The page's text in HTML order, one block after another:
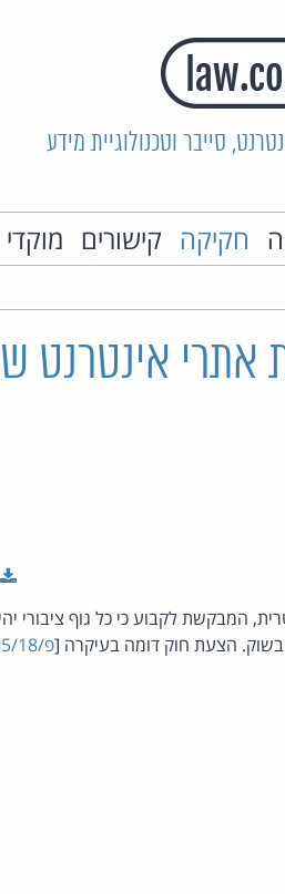
סייבר וטכנולוגיית מידע
חקיקה קישורים
אינטרנט
מאיר שטרית, המבקשת לקבוע כי כל גוף
הצעת חוק דומה בעיקרה [פ/3385/18